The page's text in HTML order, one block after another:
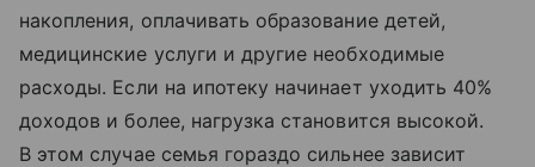
накопления, оплачивать образование детей,
медицинские услуги и другие необходимые
расходы. Если на ипотеку начинает уходить 40%
доходов и более, нагрузка становится высокой.
В этом случае семья гораздо сильнее зависит